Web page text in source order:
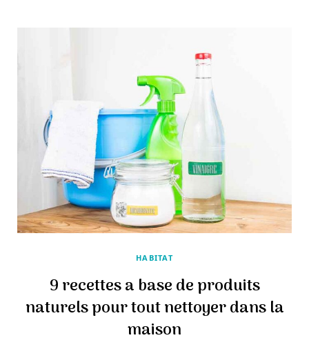
HABITAT
9 recettes a base de produits
naturels pour tout nettoyer dans la
maison